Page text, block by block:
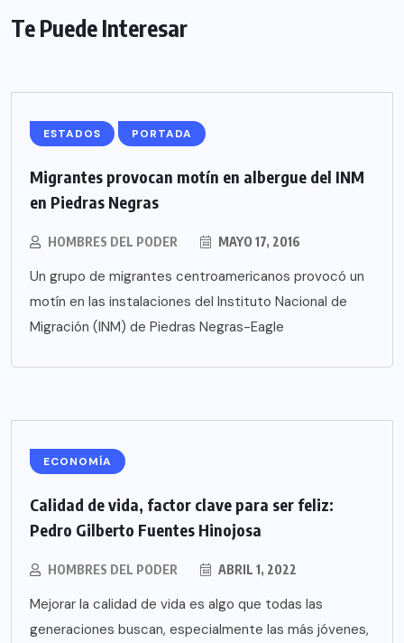
Te Puede Interesar
ESTADOS PORTADA
Migrantes provocan motín en albergue del INM
en Piedras Negras
HOMBRES DEL PODER MAYO 17, 2016
Un grupo de migrantes centroamericanos provocó un
motín en las instalaciones del Instituto Nacional de
Migración (INM) de Piedras Negras-Eagle
ECONOMÍA
Calidad de vida, factor clave para ser feliz:
Pedro Gilberto Fuentes Hinojosa
HOMBRES DEL PODER ABRIL 1, 2022
Mejorar la calidad de vida es algo que todas las
generaciones buscan, especialmente las más jóvenes,